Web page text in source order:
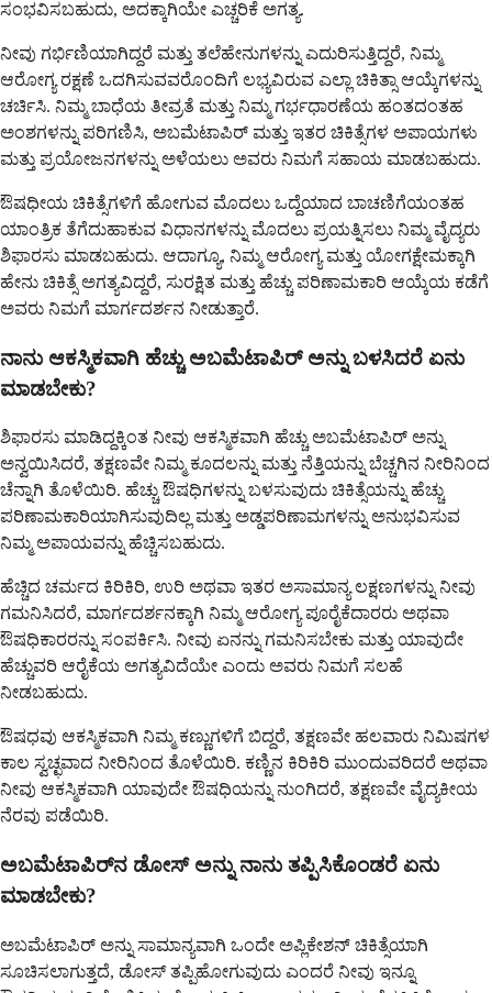
ಸಂಭವಿಸಬಹುದು, ಅದಕ್ಕಾಗಿಯೇ ಎಚ್ಚರಿಕೆ ಅಗತ್ಯ.
ನೀವು ಗರ್ಭಿಣಿಯಾಗಿದ್ದರೆ ಮತ್ತು ತಲೆಹೇನುಗಳನ್ನು ಎದುರಿಸುತ್ತಿದ್ದರೆ, ನಿಮ್ಮ
ಆರೋಗ್ಯ ರಕ್ಷಣೆ ಒದಗಿಸುವವರೊಂದಿಗೆ ಲಭ್ಯವಿರುವ ಎಲ್ಲಾ ಚಿಕಿತ್ಸಾ ಆಯ್ಕೆಗಳನ್ನು
ಚರ್ಚಿಸಿ. ನಿಮ್ಮ ಬಾಧೆಯ ತೀವ್ರತೆ ಮತ್ತು ನಿಮ್ಮ ಗರ್ಭಧಾರಣೆಯ ಹಂತದಂತಹ
ಅಂಶಗಳನ್ನು ಪರಿಗಣಿಸಿ, ಅಬಮೆಟಾಪಿರ್ ಮತ್ತು ಇತರ ಚಿಕಿತ್ಸೆಗಳ ಅಪಾಯಗಳು
ಮತ್ತು ಪ್ರಯೋಜನಗಳನ್ನು ಅಳೆಯಲು ಅವರು ನಿಮಗೆ ಸಹಾಯ ಮಾಡಬಹುದು.
ಔಷಧೀಯ ಚಿಕಿತ್ಸೆಗಳಿಗೆ ಹೋಗುವ ಮೊದಲು ಒದ್ದೆಯಾದ ಬಾಚಣಿಗೆಯಂತಹ
ಯಾಂತ್ರಿಕ ತೆಗೆದುಹಾಕುವ ವಿಧಾನಗಳನ್ನು ಮೊದಲು ಪ್ರಯತ್ನಿಸಲು ನಿಮ್ಮ ವೈದ್ಯರು
ಶಿಫಾರಸು ಮಾಡಬಹುದು. ಆದಾಗ್ಯೂ, ನಿಮ್ಮ ಆರೋಗ್ಯ ಮತ್ತು ಯೋಗಕ್ಷೇಮಕ್ಕಾಗಿ
ಹೇನು ಚಿಕಿತ್ಸೆ ಅಗತ್ಯವಿದ್ದರೆ, ಸುರಕ್ಷಿತ ಮತ್ತು ಹೆಚ್ಚು ಪರಿಣಾಮಕಾರಿ ಆಯ್ಕೆಯ ಕಡೆಗೆ
ಅವರು ನಿಮಗೆ ಮಾರ್ಗದರ್ಶನ ನೀಡುತ್ತಾರೆ.
ನಾನು ಆಕಸ್ಮಿಕವಾಗಿ ಹೆಚ್ಚು ಅಬಮೆಟಾಪಿರ್ ಅನ್ನು ಬಳಸಿದರೆ ಏನು
ಮಾಡಬೇಕು?
ಶಿಫಾರಸು ಮಾಡಿದ್ದಕ್ಕಿಂತ ನೀವು ಆಕಸ್ಮಿಕವಾಗಿ ಹೆಚ್ಚು ಅಬಮೆಟಾಪಿರ್ ಅನ್ನು
ಅನ್ವಯಿಸಿದರೆ, ತಕ್ಷಣವೇ ನಿಮ್ಮ ಕೂದಲನ್ನು ಮತ್ತು ನೆತ್ತಿಯನ್ನು ಬೆಚ್ಚಗಿನ ನೀರಿನಿಂದ
ಚೆನ್ನಾಗಿ ತೊಳೆಯಿರಿ. ಹೆಚ್ಚು ಔಷಧಿಗಳನ್ನು ಬಳಸುವುದು ಚಿಕಿತ್ಸೆಯನ್ನು ಹೆಚ್ಚು
ಪರಿಣಾಮಕಾರಿಯಾಗಿಸುವುದಿಲ್ಲ ಮತ್ತು ಅಡ್ಡಪರಿಣಾಮಗಳನ್ನು ಅನುಭವಿಸುವ
ನಿಮ್ಮ ಅಪಾಯವನ್ನು ಹೆಚ್ಚಿಸಬಹುದು.
ಹೆಚ್ಚಿದ ಚರ್ಮದ ಕಿರಿಕಿರಿ, ಉರಿ ಅಥವಾ ಇತರ ಅಸಾಮಾನ್ಯ ಲಕ್ಷಣಗಳನ್ನು ನೀವು
ಗಮನಿಸಿದರೆ, ಮಾರ್ಗದರ್ಶನಕ್ಕಾಗಿ ನಿಮ್ಮ ಆರೋಗ್ಯ ಪೂರೈಕೆದಾರರು ಅಥವಾ
ಔಷಧಿಕಾರರನ್ನು ಸಂಪರ್ಕಿಸಿ. ನೀವು ಏನನ್ನು ಗಮನಿಸಬೇಕು ಮತ್ತು ಯಾವುದೇ
ಹೆಚ್ಚುವರಿ ಆರೈಕೆಯ ಅಗತ್ಯವಿದೆಯೇ ಎಂದು ಅವರು ನಿಮಗೆ ಸಲಹೆ
ನೀಡಬಹುದು.
ಔಷಧವು ಆಕಸ್ಮಿಕವಾಗಿ ನಿಮ್ಮ ಕಣ್ಣುಗಳಿಗೆ ಬಿದ್ದರೆ, ತಕ್ಷಣವೇ ಹಲವಾರು ನಿಮಿಷಗಳ
ಕಾಲ ಸ್ವಚ್ಛವಾದ ನೀರಿನಿಂದ ತೊಳೆಯಿರಿ. ಕಣ್ಣಿನ ಕಿರಿಕಿರಿ ಮುಂದುವರಿದರೆ ಅಥವಾ
ನೀವು ಆಕಸ್ಮಿಕವಾಗಿ ಯಾವುದೇ ಔಷಧಿಯನ್ನು ನುಂಗಿದರೆ, ತಕ್ಷಣವೇ ವೈದ್ಯಕೀಯ
ನೆರವು ಪಡೆಯಿರಿ.
ಅಬಮೆಟಾಪಿರ್‌ನ ಡೋಸ್ ಅನ್ನು ನಾನು ತಪ್ಪಿಸಿಕೊಂಡರೆ ಏನು
ಮಾಡಬೇಕು?
ಅಬಮೆಟಾಪಿರ್ ಅನ್ನು ಸಾಮಾನ್ಯವಾಗಿ ಒಂದೇ ಅಪ್ಲಿಕೇಶನ್ ಚಿಕಿತ್ಸೆಯಾಗಿ
ಸೂಚಿಸಲಾಗುತ್ತದೆ, ಡೋಸ್ ತಪ್ಪಿಹೋಗುವುದು ಎಂದರೆ ನೀವು ಇನ್ನೂ